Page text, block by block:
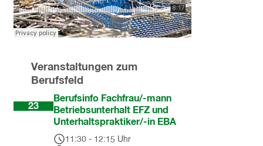
Veranstaltungen zum
Berufsfeld
23
Berufsinfo Fachfrau/-mann
Betriebsunterhalt EFZ und
Unterhaltspraktiker/-in EBA
11:30- 12:15 Uhr